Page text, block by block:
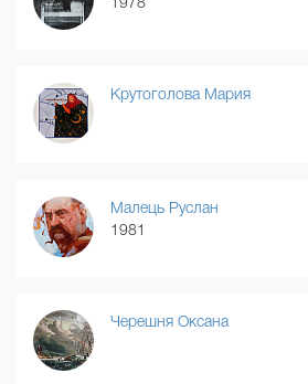
Крутоголова Мария
Малець Руслан
1981
Черешня Оксана